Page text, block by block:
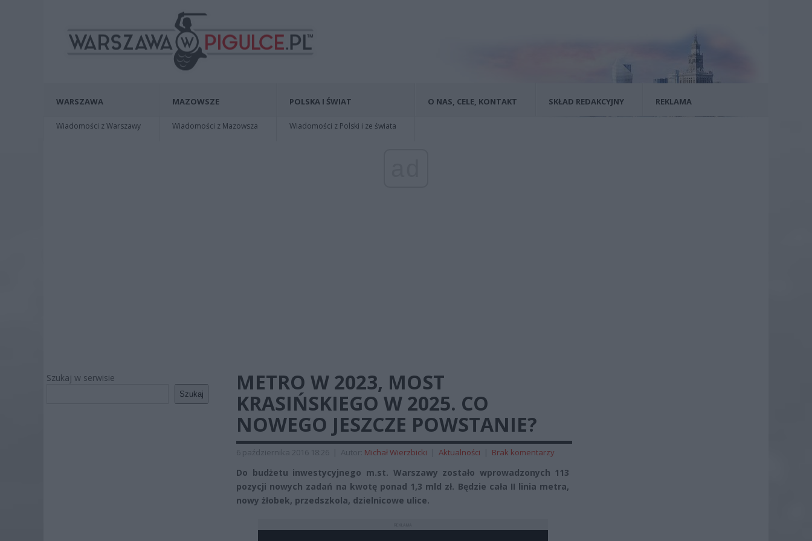
WARSZAWA
Wiadomości z Warszawy
MAZOWSZE
Wiadomości z Mazowsza
POLSKA I ŚWIAT
Wiadomości z Polski i ze świata
O NAS, CELE, KONTAKT SKŁAD REDAKCYJNY REKLAMA
Szukaj w serwisie
Szukaj
METRO W 2023, MOST
KRASIŃSKIEGO W 2025. CO
NOWEGO JESZCZE POWSTANIE?
6 października 2016 18:26 | Autor: Michał Wierzbicki | Aktualności | Brak komentarzy
Do budżetu inwestycyjnego m.st. Warszawy zostało wprowadzonych 113
pozycji nowych zadań na kwotę ponad 1,3 mld zł. Będzie cała II linia metra,
nowy żłobek, przedszkola, dzielnicowe ulice.